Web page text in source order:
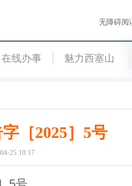
无障碍阅
在线办事 魅力西塞山
［2025］5号
25 10:17